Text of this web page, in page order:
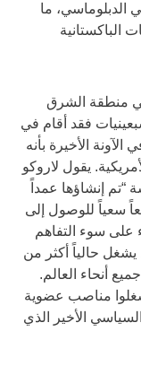
الدبلوماسي، ما
منطقة الشرق
فقد أقام في
الأخيرة بأنه
يقول لاروكو
إنشاؤها عمداً
سعياً للوصول إلى
على سوء التفاهم
حالياً أكثر من
أنحاء العالم.
مناصب عضوية
الأخير الذي